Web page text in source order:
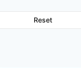
Reset